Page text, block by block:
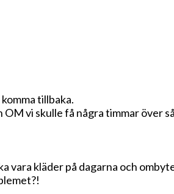
tillbaka.
vi skulle få några timmar över
vara kläder på dagarna och